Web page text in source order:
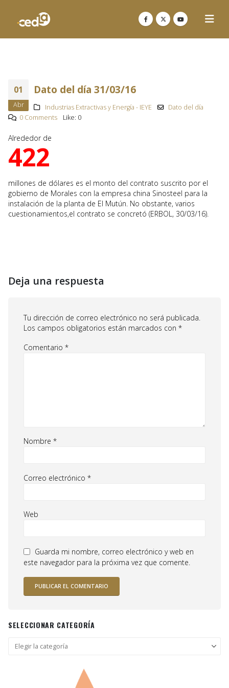
01
Abr
Dato del día 31/03/16
Industrias Extractivas y Energía - IEYE
Dato del día
0 Comments
Like: 0
Alrededor de
422
millones de dólares es el monto del contrato suscrito por el
gobierno de Morales con la empresa china Sinosteel para la
instalación de la planta de El Mutún. No obstante, varios
cuestionamientos,el contrato se concretó (ERBOL, 30/03/16).
Deja una respuesta
Tu dirección de correo electrónico no será publicada.
Los campos obligatorios están marcados con *
Comentario *
Nombre *
Correo electrónico *
Web
Guarda mi nombre, correo electrónico y web en
este navegador para la próxima vez que comente.
SELECCIONAR CATEGORÍA
Seleccionar
categoría